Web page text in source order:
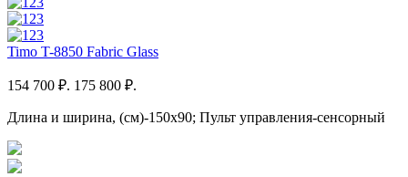
Timo T-8850 Fabric Glass
154 700 ₽. 175 800 ₽.
Длина и ширина, (см)-150x90; Пульт управления-сенсорный